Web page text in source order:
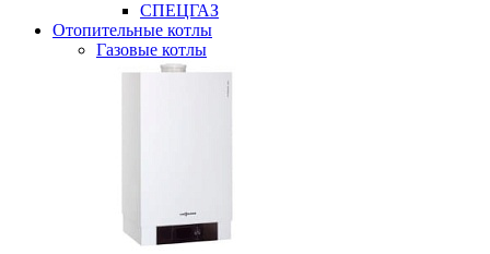
СПЕЦГАЗ
Отопительные котлы
Газовые котлы